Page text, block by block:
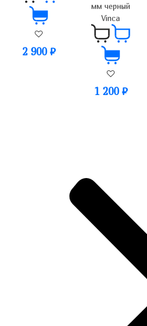
2 900 ₽
мм черный
Vinca
1 200 ₽